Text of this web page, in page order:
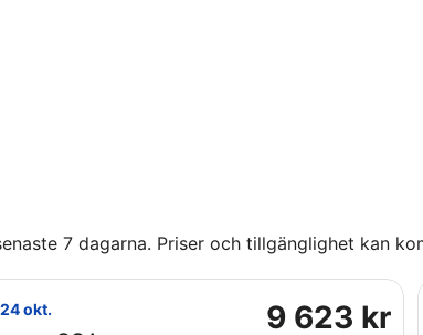
7 dagarna. Priser och tillgänglighet kan
okt.
9
9 623 kr
Europa, med avresa fre 23 okt. från